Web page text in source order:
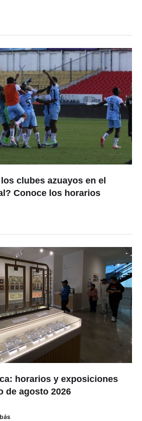
clubes azuayos en el
Conoce los horarios
horarios y exposiciones
de agosto 2026